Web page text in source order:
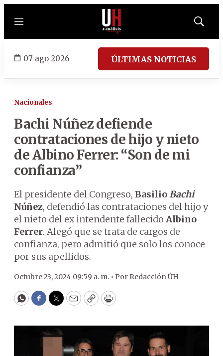
Menú
Mostrar
07 ago 2026 ÚLTIMAS NOTICIAS
Nacionales
Bachi Núñez defiende
contrataciones de hijo y nieto
de Albino Ferrer: “Son de mi
confianza”
El presidente del Congreso, BasilioBachi
Núñez, defendió las contrataciones del hijo y
el nieto del ex intendente fallecido Albino
Ferrer. Alegó que se trata de cargos de
confianza, pero admitió que solo los conoce
por sus apellidos.
Octubre 23, 2024 09:59 a. m. • Por Redacción ÚH
WhatsApp
Facebook
Twitter
EmailCopyPrint